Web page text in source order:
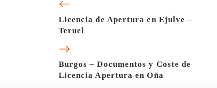
Licencia de Apertura en Ejulve –
Teruel
Burgos – Documentos y Coste de
Licencia Apertura en Oña